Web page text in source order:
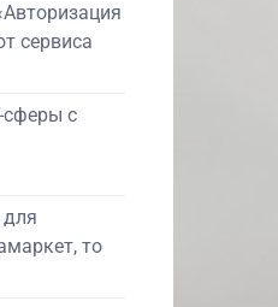
сервиса
сферы с
то